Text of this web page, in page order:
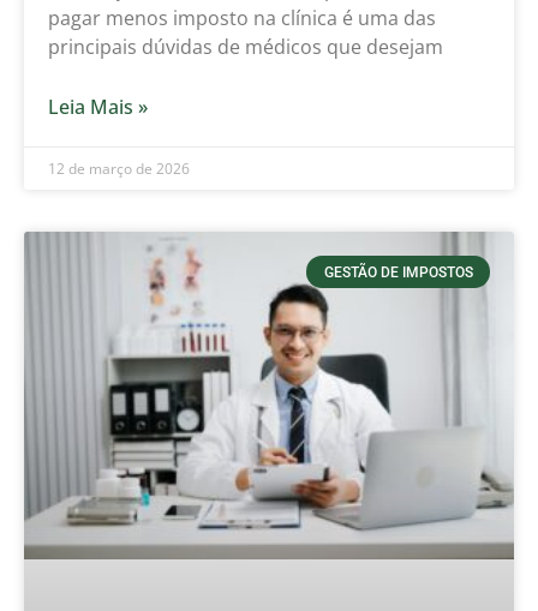
pagar menos imposto na clínica é uma das
principais dúvidas de médicos que desejam
Leia Mais »
12 de março de 2026
GESTÃO DE IMPOSTOS